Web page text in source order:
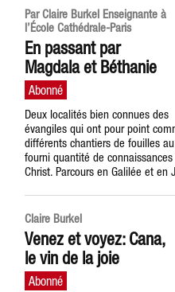
Par Claire Burkel Enseignante à
l’École Cathédrale-Paris
En passant par
Magdala et Béthanie
Deux localités bien connues des
évangiles qui ont pour point
différents chantiers de fouilles
fourni quantité de
Christ. Parcours en Galilée et en
Claire Burkel
Venez et voyez: Cana,
le vin de la joie